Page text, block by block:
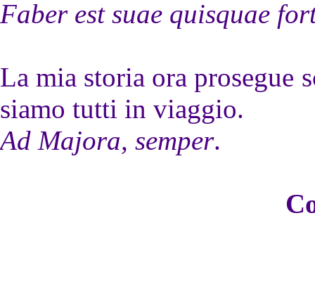
Faber est suae quisquae
La mia storia ora prosegue
siamo tutti in viaggio.
Ad Majora, semper.